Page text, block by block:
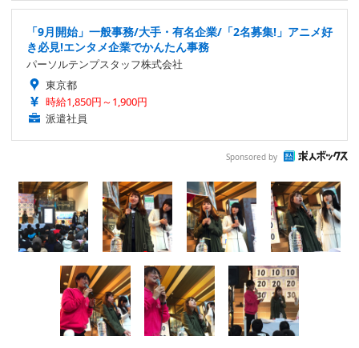
「9月開始」一般事務/大手・有名企業/「2名募集!」アニメ好
き必見!エンタメ企業でかんたん事務
パーソルテンプスタッフ株式会社
東京都
時給1,850円～1,900円
派遣社員
Sponsored by